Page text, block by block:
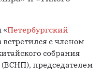
«Петербургский
с членом
собрания
председателем